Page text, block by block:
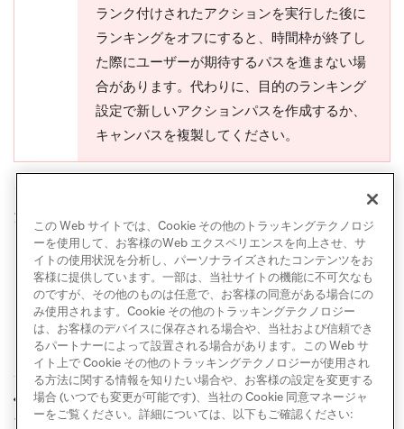
ランク付けされたアクションを実行した後に
ランキングをオフにすると、時間枠が終了し
た際にユーザーが期待するパスを進まない場
合があります。代わりに、目的のランキング
設定で新しいアクションパスを作成するか、
キャンバスを複製してください。
できないことに注意してく
ださい。
前へ キャンバスコンポー
ネント
次へ エージェント
この Web サイトでは、Cookie その他のトラッキングテクノロジ
ーを使用して、お客様のWeb エクスペリエンスを向上させ、サ
イトの使用状況を分析し、パーソナライズされたコンテンツをお
客様に提供しています。一部は、当社サイトの機能に不可欠なも
のですが、その他のものは任意で、お客様の同意がある場合にの
み使用されます。Cookie その他のトラッキングテクノロジー
は、お客様のデバイスに保存される場合や、当社および信頼でき
るパートナーによって設置される場合があります。この Web サ
イト上で Cookie その他のトラッキングテクノロジーが使用され
る方法に関する情報を知りたい場合や、お客様の設定を変更する
場合 (いつでも変更が可能です)、当社の Cookie 同意マネージャ
ーをご覧ください。詳細については、以下もご確認ください: